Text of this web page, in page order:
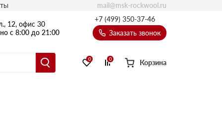
12, офис 30
с 8:00 до 21:00
+7 (499) 350-37-46
Заказать звонок
Балкон
Эсктра
Оптима
0 0 Корзина
mail@msk-rockwool.ru